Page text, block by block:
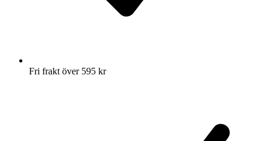
Fri frakt över 595 kr